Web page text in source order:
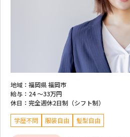
地域： 福岡県 福岡市
給与： 24 ～33万円
休日： 完全週休2日制（シフト制）
学歴不問 服装自由 髪型自由